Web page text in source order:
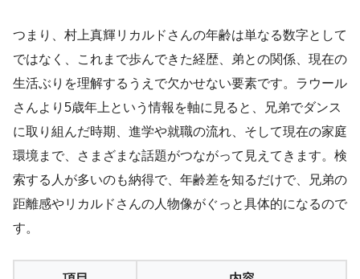
つまり、村上真輝リカルドさんの年齢は単なる数字として
ではなく、これまで歩んできた経歴、弟との関係、現在の
生活ぶりを理解するうえで欠かせない要素です。ラウール
さんより5歳年上という情報を軸に見ると、兄弟でダンス
に取り組んだ時期、進学や就職の流れ、そして現在の家庭
環境まで、さまざまな話題がつながって見えてきます。検
索する人が多いのも納得で、年齢差を知るだけで、兄弟の
距離感やリカルドさんの人物像がぐっと具体的になるので
す。